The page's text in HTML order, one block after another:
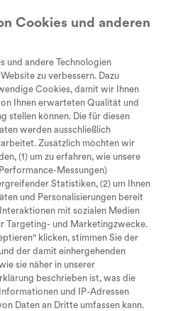
zur Bedienung der
Therapie &
Behandlung
selbstverständlich
der Schule, im Beruf, in der
Leben. Für
ist das oft noch mit Hürden
gibt es viele persönliche
und ermutigende
Seite findest Du
mit Einblicken, Tipps und
Barrierefreiheit, Teilhabe
Leben mit SMA.
Cookies und anderen
und andere Technologien
zu verbessern. Dazu
Cookies, damit wir Ihnen
Ihnen erwarteten Qualität und
stellen können. Die für diesen
werden ausschließlich
Zusätzlich möchten wir
(1) um zu erfahren, wie unsere
Messungen)
Statistiken, (2) um Ihnen
und Personalisierungen bereit
mit sozialen Medien
Targeting- und Marketingzwecke.
klicken, stimmen Sie der
der damit einhergehenden
sie näher in unserer
beschrieben ist, was die
und IP-Adressen
Daten an Dritte umfassen kann.